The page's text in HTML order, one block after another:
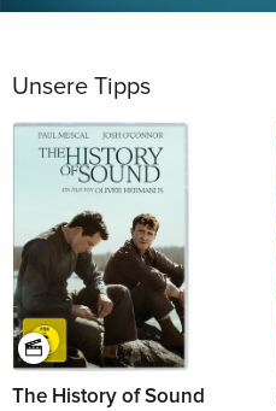
Unsere Tipps
The History of Sound